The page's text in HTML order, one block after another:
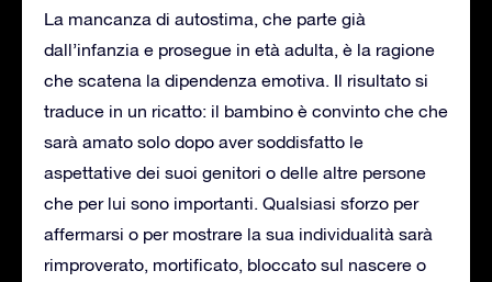
La mancanza di autostima, che parte già
dall’infanzia e prosegue in età adulta, è la ragione
che scatena la dipendenza emotiva. Il risultato si
traduce in un ricatto: il bambino è convinto che che
sarà amato solo dopo aver soddisfatto le
aspettative dei suoi genitori o delle altre persone
che per lui sono importanti. Qualsiasi sforzo per
affermarsi o per mostrare la sua individualità sarà
rimproverato, mortificato, bloccato sul nascere o